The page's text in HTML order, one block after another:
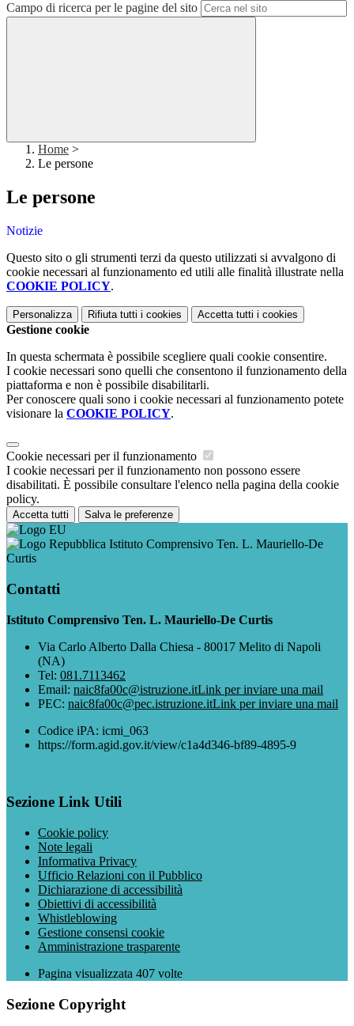
Campo di ricerca per le pagine del sito
Home >
Le persone
Le persone
Notizie
Questo sito o gli strumenti terzi da questo utilizzati si avvalgono di
cookie necessari al funzionamento ed utili alle finalità illustrate nella
COOKIE POLICY.
Personalizza Rifiuta tutti i cookies Accetta tutti i cookies
Gestione cookie
In questa schermata è possibile scegliere quali cookie consentire.
I cookie necessari sono quelli che consentono il funzionamento della
piattaforma e non è possibile disabilitarli.
Per conoscere quali sono i cookie necessari al funzionamento potete
visionare la COOKIE POLICY.
Cookie necessari per il funzionamento
I cookie necessari per il funzionamento non possono essere
disabilitati. È possibile consultare l'elenco nella pagina della cookie
policy.
Accetta tutti Salva le preferenze
Istituto Comprensivo Ten. L. Mauriello-De
Curtis
Contatti
Istituto Comprensivo Ten. L. Mauriello-De Curtis
Via Carlo Alberto Dalla Chiesa - 80017 Melito di Napoli
(NA)
Tel: 081.7113462
Email: naic8fa00c@istruzione.itLink per inviare una mail
PEC: naic8fa00c@pec.istruzione.itLink per inviare una mail
Codice iPA: icmi_063
https://form.agid.gov.it/view/c1a4d346-bf89-4895-9
Sezione Link Utili
Cookie policy
Note legali
Informativa Privacy
Ufficio Relazioni con il Pubblico
Dichiarazione di accessibilità
Obiettivi di accessibilità
Whistleblowing
Gestione consensi cookie
Amministrazione trasparente
Pagina visualizzata 407 volte
Sezione Copyright